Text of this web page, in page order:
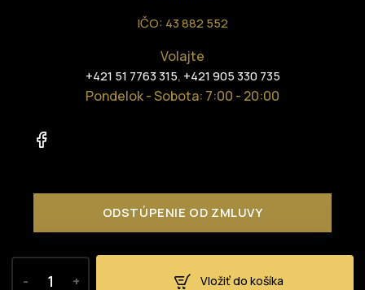
- + Vložiť do košíka
IČO: 43 882 552
Volajte
+421 51 7763 315, +421 905 330 735
Pondelok - Sobota: 7:00 - 20:00
ODSTÚPENIE OD ZMLUVY